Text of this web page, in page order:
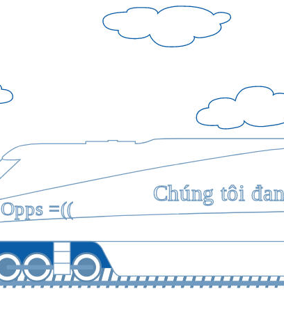
Opps =((
Chúng tôi